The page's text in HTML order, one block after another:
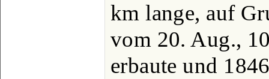
km lange, auf
vom 20. Aug.,
erbaute und